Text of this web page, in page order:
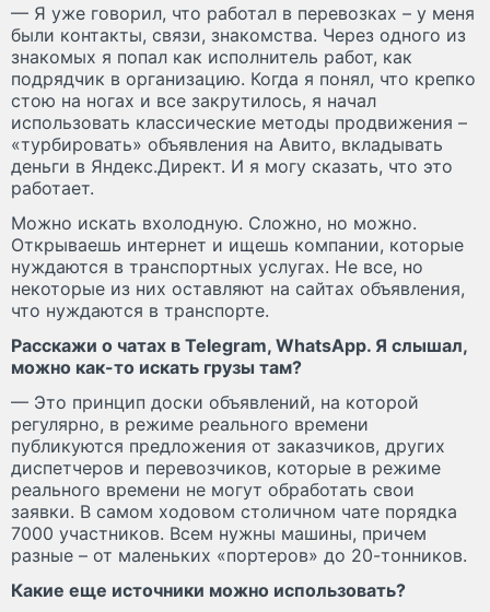
— Я уже говорил, что работал в перевозках – у меня
были контакты, связи, знакомства. Через одного из
знакомых я попал как исполнитель работ, как
подрядчик в организацию. Когда я понял, что крепко
стою на ногах и все закрутилось, я начал
использовать классические методы продвижения –
«турбировать» объявления на Авито, вкладывать
деньги в Яндекс.Директ. И я могу сказать, что это
работает.
Можно искать вхолодную. Сложно, но можно.
Открываешь интернет и ищешь компании, которые
нуждаются в транспортных услугах. Не все, но
некоторые из них оставляют на сайтах объявления,
что нуждаются в транспорте.
Расскажи о чатах в Telegram, WhatsApp. Я слышал,
можно как-то искать грузы там?
— Это принцип доски объявлений, на которой
регулярно, в режиме реального времени
публикуются предложения от заказчиков, других
диспетчеров и перевозчиков, которые в режиме
реального времени не могут обработать свои
заявки. В самом ходовом столичном чате порядка
7000 участников. Всем нужны машины, причем
разные – от маленьких «портеров» до 20-тонников.
Какие еще источники можно использовать?